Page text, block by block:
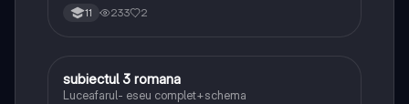
11 233 2
Limba și literatura română
subiectul 3 romana
Luceafarul- eseu complet+schema